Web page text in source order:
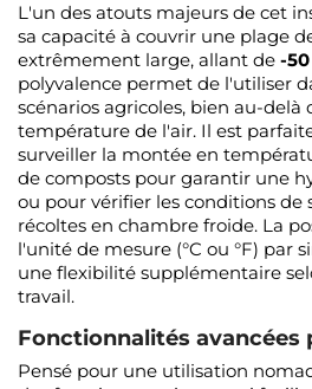
L'un des atouts majeurs de cet
sa capacité à couvrir une plage
extrêmement large, allant de -50
polyvalence permet de l'utiliser
scénarios agricoles, bien au-delà
température de l'air. Il est
surveiller la montée en
de composts pour garantir une
ou pour vérifier les conditions de
récoltes en chambre froide. La
l'unité de mesure (°C ou °F) par
une flexibilité supplémentaire
travail.
Fonctionnalités avancées
Pensé pour une utilisation